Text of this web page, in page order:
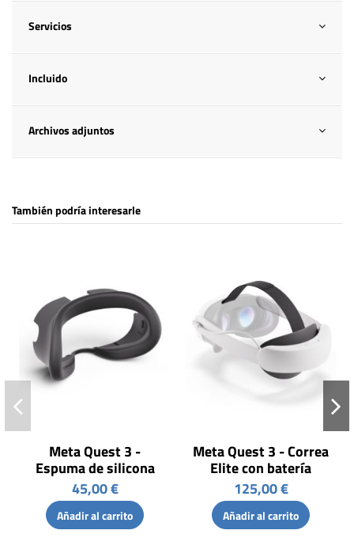
Servicios
Incluido
Archivos adjuntos
También podría interesarle
Meta Quest 3 -
Espuma de silicona
45,00 €
Añadir al carrito
Meta Quest 3 - Correa
Elite con batería
125,00 €
Añadir al carrito